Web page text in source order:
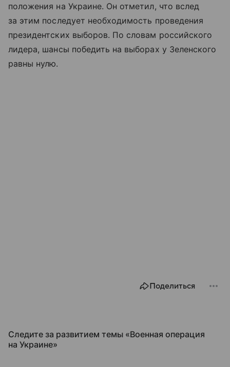
положения на Украине. Он отметил, что вслед
за этим последует необходимость проведения
президентских выборов. По словам российского
лидера, шансы победить на выборах у Зеленского
равны нулю.
Поделиться
Следите за развитием темы «Военная операция
на Украине»